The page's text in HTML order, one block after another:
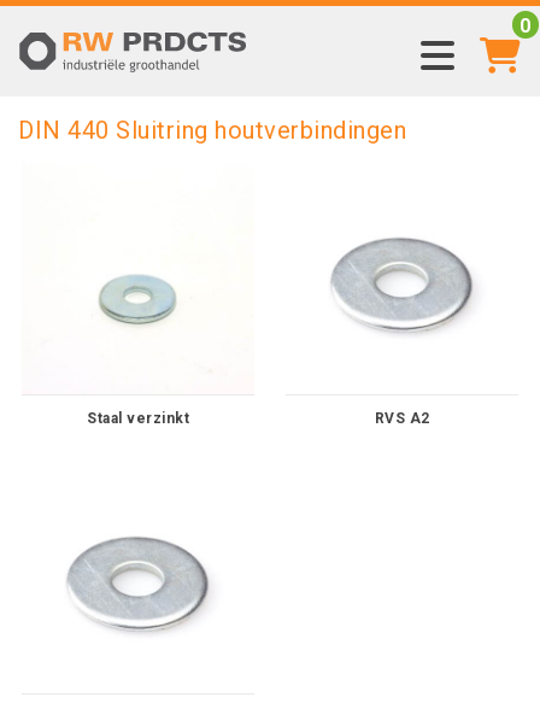
0
DIN 440 Sluitring houtverbindingen
Staal verzinkt RVS A2